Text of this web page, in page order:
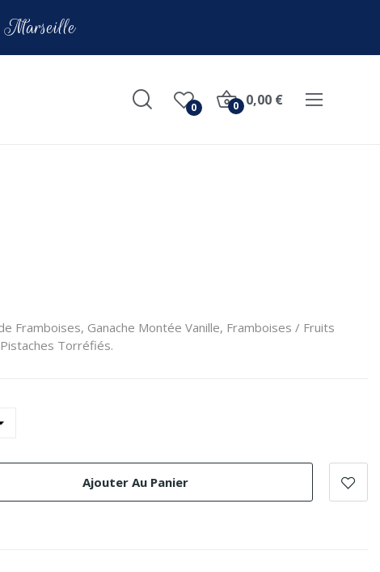
Marseille
0 0,00 €
0
Framboises, Ganache Montée Vanille, Framboises / Fruits
Torréfiés.
Ajouter Au Panier